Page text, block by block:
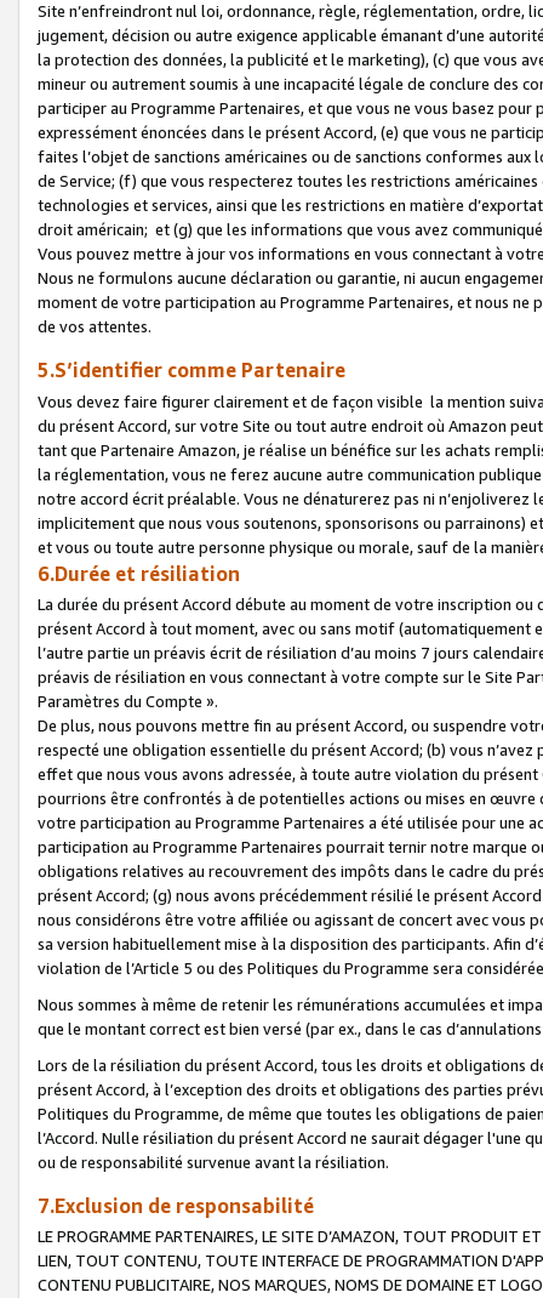
Site n’enfreindront nul loi, ordonnance, règle, réglementation, ordre,
jugement, décision ou autre exigence applicable émanant d’une
la protection des données, la publicité et le marketing), (c) que vous
mineur ou autrement soumis à une incapacité légale de conclure des
participer au Programme Partenaires, et que vous ne vous basez
expressément énoncées dans le présent Accord, (e) que vous ne
faites l’objet de sanctions américaines ou de sanctions conformes
de Service; (f) que vous respecterez toutes les restrictions
technologies et services, ainsi que les restrictions en matière
droit américain; et (g) que les informations que vous avez
Vous pouvez mettre à jour vos informations en vous connectant à
Nous ne formulons aucune déclaration ou garantie, ni aucun
moment de votre participation au Programme Partenaires, et nous
de vos attentes.
5.S’identifier comme Partenaire
Vous devez faire figurer clairement et de façon visible la mention
du présent Accord, sur votre Site ou tout autre endroit où Amazon
tant que Partenaire Amazon, je réalise un bénéfice sur les achats
la réglementation, vous ne ferez aucune autre communication
notre accord écrit préalable. Vous ne dénaturerez pas ni
implicitement que nous vous soutenons, sponsorisons ou parrainons)
et vous ou toute autre personne physique ou morale, sauf de la
6.Durée et résiliation
La durée du présent Accord débute au moment de votre inscription
présent Accord à tout moment, avec ou sans motif (automatiquement
l’autre partie un préavis écrit de résiliation d’au moins 7 jours
préavis de résiliation en vous connectant à votre compte sur le Site
Paramètres du Compte ».
De plus, nous pouvons mettre fin au présent Accord, ou suspendre
respecté une obligation essentielle du présent Accord; (b) vous
effet que nous vous avons adressée, à toute autre violation du
pourrions être confrontés à de potentielles actions ou mises en
votre participation au Programme Partenaires a été utilisée pour une
participation au Programme Partenaires pourrait ternir notre marque
obligations relatives au recouvrement des impôts dans le cadre du
présent Accord; (g) nous avons précédemment résilié le présent
nous considérons être votre affiliée ou agissant de concert avec vous
sa version habituellement mise à la disposition des participants. Afin
violation de l’Article 5 ou des Politiques du Programme sera
Nous sommes à même de retenir les rémunérations accumulées et
que le montant correct est bien versé (par ex., dans le cas
Lors de la résiliation du présent Accord, tous les droits et obligations
présent Accord, à l’exception des droits et obligations des parties
Politiques du Programme, de même que toutes les obligations de
l’Accord. Nulle résiliation du présent Accord ne saurait dégager l'une
ou de responsabilité survenue avant la résiliation.
7.Exclusion de responsabilité
LE PROGRAMME PARTENAIRES, LE SITE D’AMAZON, TOUT PRODUIT
LIEN, TOUT CONTENU, TOUTE INTERFACE DE PROGRAMMATION
CONTENU PUBLICITAIRE, NOS MARQUES, NOMS DE DOMAINE ET